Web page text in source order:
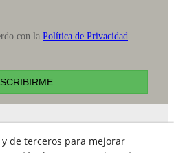
con la Política de Privacidad
de terceros para mejorar